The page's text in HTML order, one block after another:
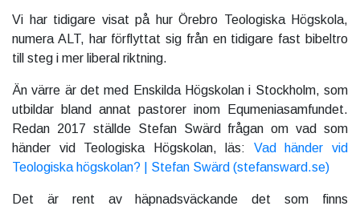
Vi har tidigare visat på hur Örebro Teologiska Högskola,
numera ALT, har förflyttat sig från en tidigare fast bibeltro
till steg i mer liberal riktning.
Än värre är det med Enskilda Högskolan i Stockholm, som
utbildar bland annat pastorer inom Equmeniasamfundet.
Redan 2017 ställde Stefan Swärd frågan om vad som
händer vid Teologiska Högskolan, läs: Vad händer vid
Teologiska högskolan? | Stefan Swärd (stefansward.se)
Det är rent av häpnadsväckande det som finns